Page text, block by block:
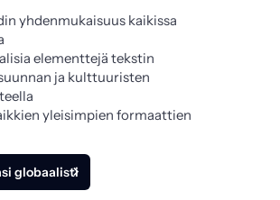
yhdenmukaisuus kaikissa
elementtejä tekstin
ja kulttuuristen
yleisimpien formaattien
globaalisti